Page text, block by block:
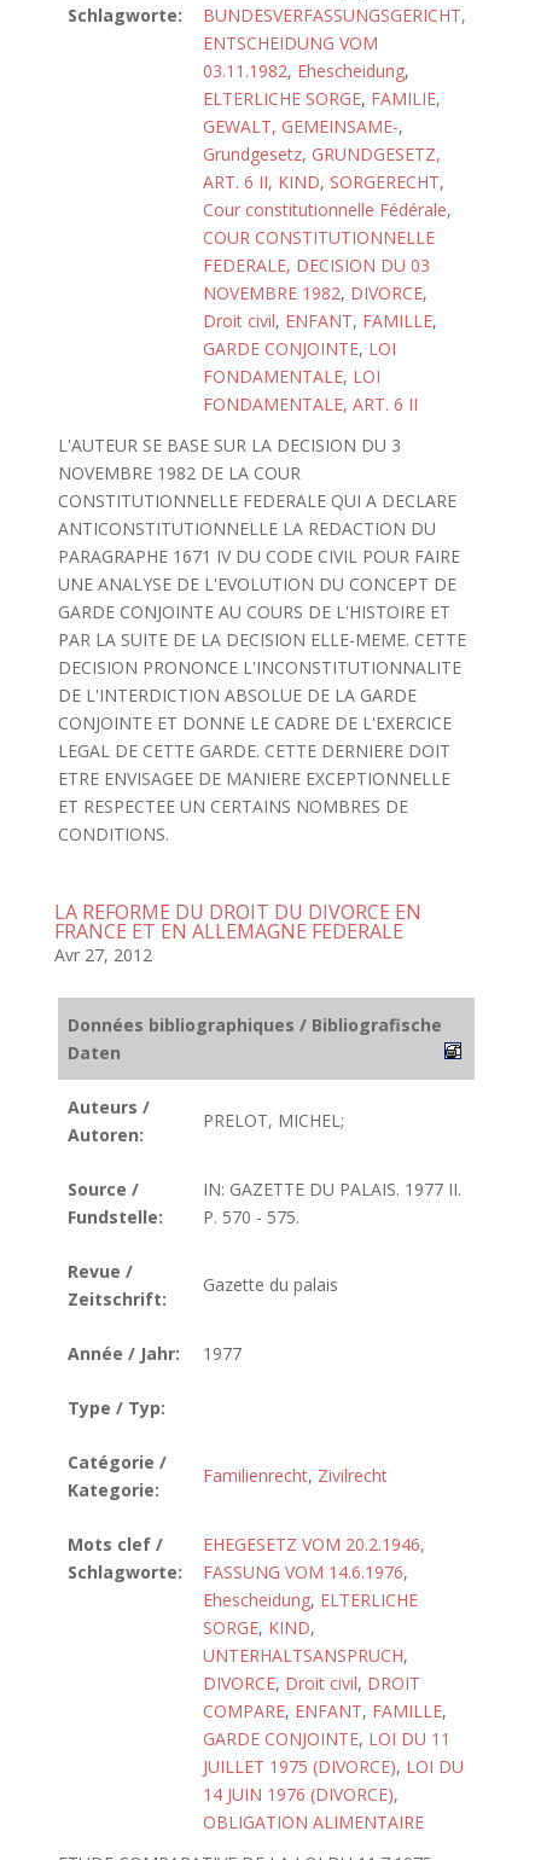
Schlagworte:
BUNDESVERFASSUNGSGERICHT,
ENTSCHEIDUNG VOM
03.11.1982, Ehescheidung,
ELTERLICHE SORGE, FAMILIE,
GEWALT, GEMEINSAME-,
Grundgesetz, GRUNDGESETZ,
ART. 6 II, KIND, SORGERECHT,
Cour constitutionnelle Fédérale,
COUR CONSTITUTIONNELLE
FEDERALE, DECISION DU 03
NOVEMBRE 1982, DIVORCE,
Droit civil, ENFANT, FAMILLE,
GARDE CONJOINTE, LOI
FONDAMENTALE, LOI
FONDAMENTALE, ART. 6 II
L'AUTEUR SE BASE SUR LA DECISION DU 3
NOVEMBRE 1982 DE LA COUR
CONSTITUTIONNELLE FEDERALE QUI A DECLARE
ANTICONSTITUTIONNELLE LA REDACTION DU
PARAGRAPHE 1671 IV DU CODE CIVIL POUR FAIRE
UNE ANALYSE DE L'EVOLUTION DU CONCEPT DE
GARDE CONJOINTE AU COURS DE L'HISTOIRE ET
PAR LA SUITE DE LA DECISION ELLE-MEME. CETTE
DECISION PRONONCE L'INCONSTITUTIONNALITE
DE L'INTERDICTION ABSOLUE DE LA GARDE
CONJOINTE ET DONNE LE CADRE DE L'EXERCICE
LEGAL DE CETTE GARDE. CETTE DERNIERE DOIT
ETRE ENVISAGEE DE MANIERE EXCEPTIONNELLE
ET RESPECTEE UN CERTAINS NOMBRES DE
CONDITIONS.
LA REFORME DU DROIT DU DIVORCE EN
FRANCE ET EN ALLEMAGNE FEDERALE
Avr 27, 2012
Données bibliographiques / Bibliografische
Daten
Auteurs /
Autoren:
PRELOT, MICHEL;
Source /
Fundstelle:
IN: GAZETTE DU PALAIS. 1977 II.
P. 570 - 575.
Revue /
Zeitschrift:
Gazette du palais
Année / Jahr: 1977
Type / Typ:
Catégorie /
Kategorie:
Familienrecht, Zivilrecht
Mots clef /
Schlagworte:
EHEGESETZ VOM 20.2.1946,
FASSUNG VOM 14.6.1976,
Ehescheidung, ELTERLICHE
SORGE, KIND,
UNTERHALTSANSPRUCH,
DIVORCE, Droit civil, DROIT
COMPARE, ENFANT, FAMILLE,
GARDE CONJOINTE, LOI DU 11
JUILLET 1975 (DIVORCE), LOI DU
14 JUIN 1976 (DIVORCE),
OBLIGATION ALIMENTAIRE